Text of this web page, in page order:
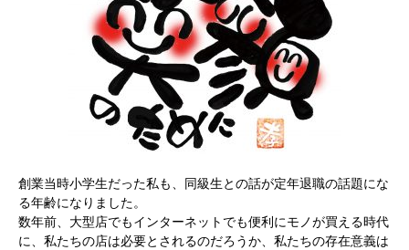
創業当時小学生だった私も、同級生との話が定年退職の話題にな
る年齢になりました。
数年前、大型店でもインターネットでも便利にモノが買える時代
に、私たちの店は必要とされるのだろうか、私たちの存在意義は